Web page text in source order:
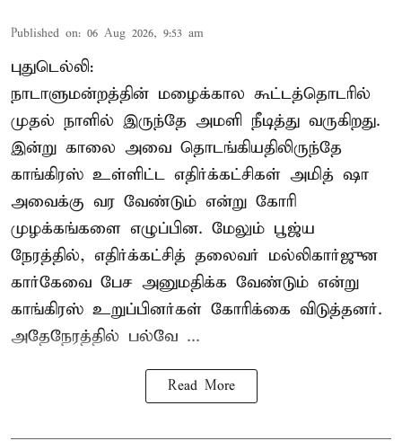
Published on: 06 Aug 2026, 9:53 am
புதுடெல்லி:
நாடாளுமன்றத்தின் மழைக்கால கூட்டத்தொடரில்
முதல் நாளில் இருந்தே அமளி நீடித்து வருகிறது.
இன்று காலை அவை தொடங்கியதிலிருந்தே
காங்கிரஸ் உள்ளிட்ட எதிர்க்கட்சிகள் அமித் ஷா
அவைக்கு வர வேண்டும் என்று கோரி
முழக்கங்களை எழுப்பின. மேலும் பூஜ்ய
நேரத்தில், எதிர்க்கட்சித் தலைவர் மல்லிகார்ஜுன
கார்கேவை பேச அனுமதிக்க வேண்டும் என்று
காங்கிரஸ் உறுப்பினர்கள் கோரிக்கை விடுத்தனர்.
அதேநேரத்தில் பல்வே ...
Read More